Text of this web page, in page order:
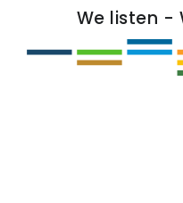
We listen -